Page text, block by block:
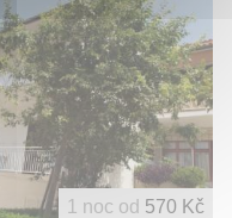
1 noc od 570 Kč